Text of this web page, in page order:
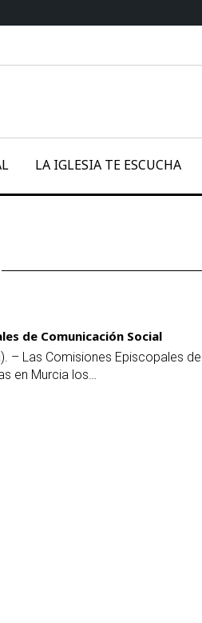
LA IGLESIA TE ESCUCHA
de Comunicación Social
– Las Comisiones Episcopales de
en Murcia los…